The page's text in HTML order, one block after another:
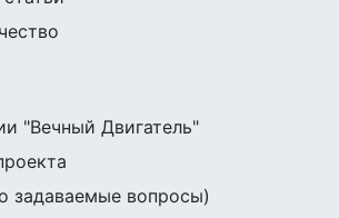
"Вечный Двигатель"
задаваемые вопросы)